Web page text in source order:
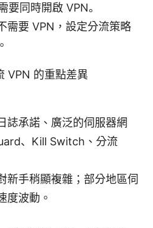
要同時開啟 VPN。
需要 VPN，設定分流策略
VPN 的重點差異
誌承諾、廣泛的伺服器網
、Kill Switch、分流
新手稍顯複雜；部分地區伺
度波動。